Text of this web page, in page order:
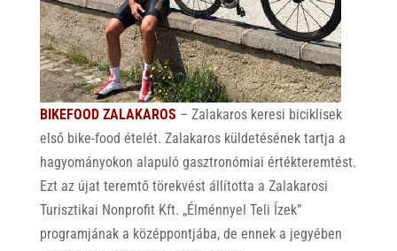
BIKEFOOD ZALAKAROS – Zalakaros keresi biciklisek
első bike-food ételét. Zalakaros küldetésének tartja a
hagyományokon alapuló gasztronómiai értékteremtést.
Ezt az újat teremtő törekvést állította a Zalakarosi
Turisztikai Nonprofit Kft. „Élménnyel Teli Ízek”
programjának a középpontjába, de ennek a jegyében